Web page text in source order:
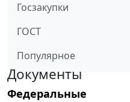
Госзакупки
ГОСТ
Популярное
Документы
Федеральные